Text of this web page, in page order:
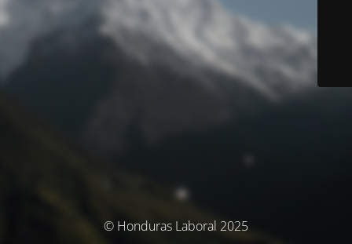
© Honduras Laboral 2025